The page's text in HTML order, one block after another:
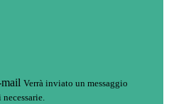
Verrà inviato un messaggio